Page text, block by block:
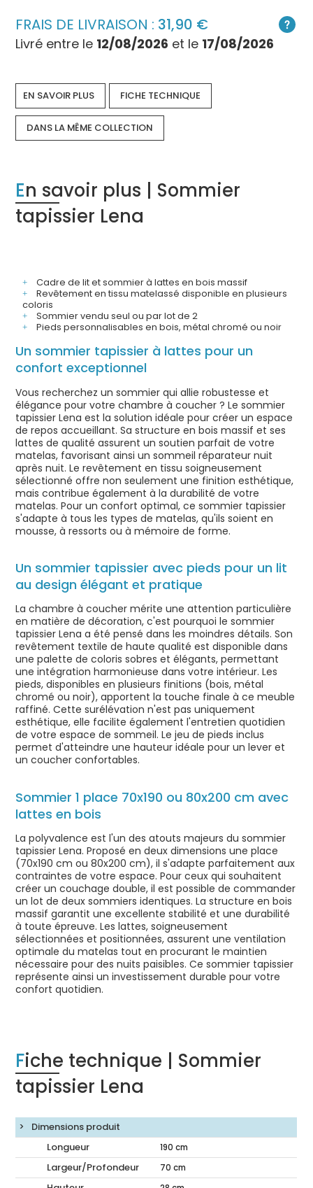
FRAIS DE LIVRAISON : 31,90
Livré entre le 12/08/2026 et le 17/08/2026
EN SAVOIR PLUS FICHE TECHNIQUE
DANS LA MÊME COLLECTION
En savoir plus | Sommier
tapissier Lena
Cadre de lit et sommier à lattes en bois massif
Revêtement en tissu matelassé disponible en plusieurs
coloris
Sommier vendu seul ou par lot de 2
Pieds personnalisables en bois, métal chromé ou noir
Un sommier tapissier à lattes pour un
confort exceptionnel
Vous recherchez un sommier qui allie robustesse et
élégance pour votre chambre à coucher ? Le sommier
tapissier Lena est la solution idéale pour créer un espace
de repos accueillant. Sa structure en bois massif et ses
lattes de qualité assurent un soutien parfait de votre
matelas, favorisant ainsi un sommeil réparateur nuit
après nuit. Le revêtement en tissu soigneusement
sélectionné offre non seulement une finition esthétique,
mais contribue également à la durabilité de votre
matelas. Pour un confort optimal, ce sommier tapissier
s'adapte à tous les types de matelas, qu'ils soient en
mousse, à ressorts ou à mémoire de forme.
Un sommier tapissier avec pieds pour un lit
au design élégant et pratique
La chambre à coucher mérite une attention particulière
en matière de décoration, c'est pourquoi le sommier
tapissier Lena a été pensé dans les moindres détails. Son
revêtement textile de haute qualité est disponible dans
une palette de coloris sobres et élégants, permettant
une intégration harmonieuse dans votre intérieur. Les
pieds, disponibles en plusieurs finitions (bois, métal
chromé ou noir), apportent la touche finale à ce meuble
raffiné. Cette surélévation n'est pas uniquement
esthétique, elle facilite également l'entretien quotidien
de votre espace de sommeil. Le jeu de pieds inclus
permet d'atteindre une hauteur idéale pour un lever et
un coucher confortables.
Sommier 1 place 70x190 ou 80x200 cm avec
lattes en bois
La polyvalence est l'un des atouts majeurs du sommier
tapissier Lena. Proposé en deux dimensions une place
(70x190 cm ou 80x200 cm), il s'adapte parfaitement aux
contraintes de votre espace. Pour ceux qui souhaitent
créer un couchage double, il est possible de commander
un lot de deux sommiers identiques. La structure en bois
massif garantit une excellente stabilité et une durabilité
à toute épreuve. Les lattes, soigneusement
sélectionnées et positionnées, assurent une ventilation
optimale du matelas tout en procurant le maintien
nécessaire pour des nuits paisibles. Ce sommier tapissier
représente ainsi un investissement durable pour votre
confort quotidien.
Fiche technique | Sommier
tapissier Lena
Dimensions produit
Longueur
190 cm
Largeur/Profondeur 70 cm